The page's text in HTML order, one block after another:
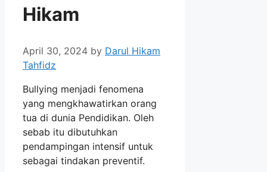
Hikam
April 30, 2024 by Darul Hikam
Tahfidz
Bullying menjadi fenomena
yang mengkhawatirkan orang
tua di dunia Pendidikan. Oleh
sebab itu dibutuhkan
pendampingan intensif untuk
sebagai tindakan preventif.